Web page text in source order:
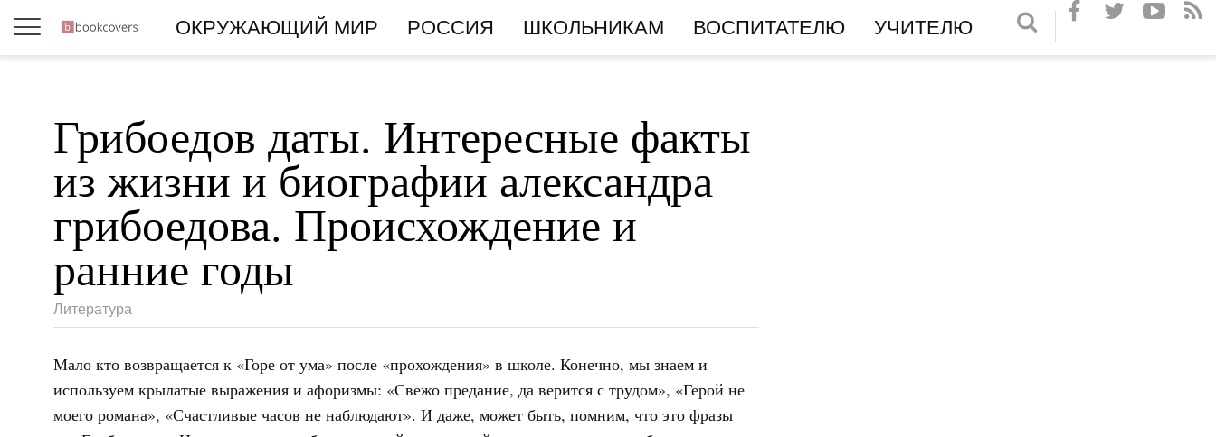
ОКРУЖАЮЩИЙ МИР РОССИЯ ШКОЛЬНИКАМ ВОСПИТАТЕЛЮ УЧИТЕЛЮ
Грибоедов даты. Интересные факты
из жизни и биографии александра
грибоедова. Происхождение и
ранние годы
Литература
Мало кто возвращается к «Горе от ума» после «прохождения» в школе. Конечно, мы знаем и
используем крылатые выражения и афоризмы: «Свежо предание, да верится с трудом», «Герой не
моего романа», «Счастливые часов не наблюдают». И даже, может быть, помним, что это фразы